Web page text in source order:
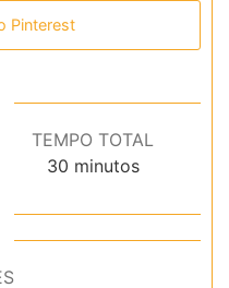
Pinterest
TEMPO TOTAL
30minutos
minutos